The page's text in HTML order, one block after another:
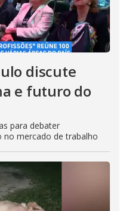
discute
e futuro do
para debater
no mercado de trabalho